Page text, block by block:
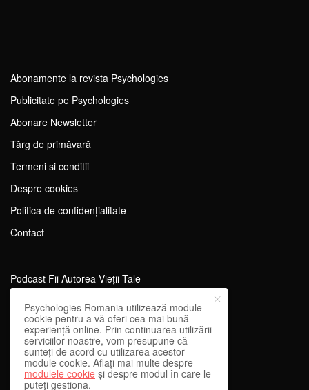
Abonamente la revista Psychologies
Publicitate pe Psychologies
Abonare Newsletter
Tărg de primăvară
Termeni si conditii
Despre cookies
Politica de confidențialitate
Contact
Podcast Fii Autorea Vieții Tale
Evenimente Fii Autoarea Vieții Tale!
SportEdu
Antrenament Mental pentru Sportivi
Learning Network
Psychologies Romania utilizează module
cookie pentru a vă oferi cea mai bună
experiență online. Prin continuarea utilizării
serviciilor noastre, vom presupune că
sunteți de acord cu utilizarea acestor
module cookie. Aflați mai multe despre
modulele cookie și despre modul în care le
puteți gestiona.